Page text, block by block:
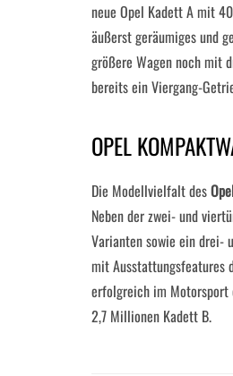
neue Opel Kadett A mit
äußerst geräumiges und
größere Wagen noch mit
bereits ein Viergang-
OPEL
Die Modellvielfalt des
Neben der zwei- und
Varianten sowie ein drei-
mit Ausstattungsfeatures
erfolgreich im Motorsport
2,7 Millionen Kadett B.